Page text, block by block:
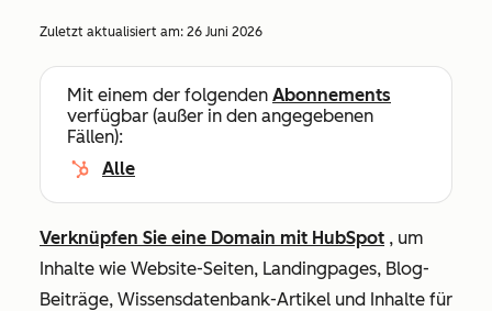
Zuletzt aktualisiert am: 26 Juni 2026
Mit einem der folgenden Abonnements
verfügbar (außer in den angegebenen
Fällen):
Alle
Verknüpfen Sie eine Domain mit HubSpot , um
Inhalte wie Website-Seiten, Landingpages, Blog-
Beiträge, Wissensdatenbank-Artikel und Inhalte für